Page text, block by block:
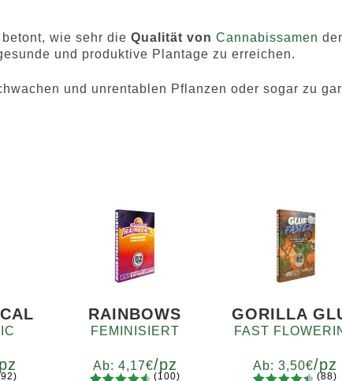
betont, wie sehr dieQualität vonCannabissamen
und produktive Plantage zu erreichen.
und unrentablen Pflanzen oder sogar zu gar
RAINBOWS
FEMINISIERT
Ab: 4,17€/pz
(100)
GORILLA
FAST
Ab: 3,50€/pz
(88)